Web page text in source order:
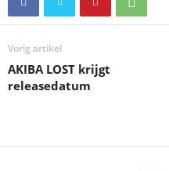
Vorig artikel
AKIBA LOST krijgt
releasedatum